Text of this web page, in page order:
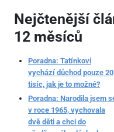
Nejčtenější
12 měsíců
Poradna: Tatínkovi
vychází důchod pouze 20
tisíc, jak je to možné?
Poradna: Narodila jsem
v roce 1965, vychovala
dvě děti a chci do